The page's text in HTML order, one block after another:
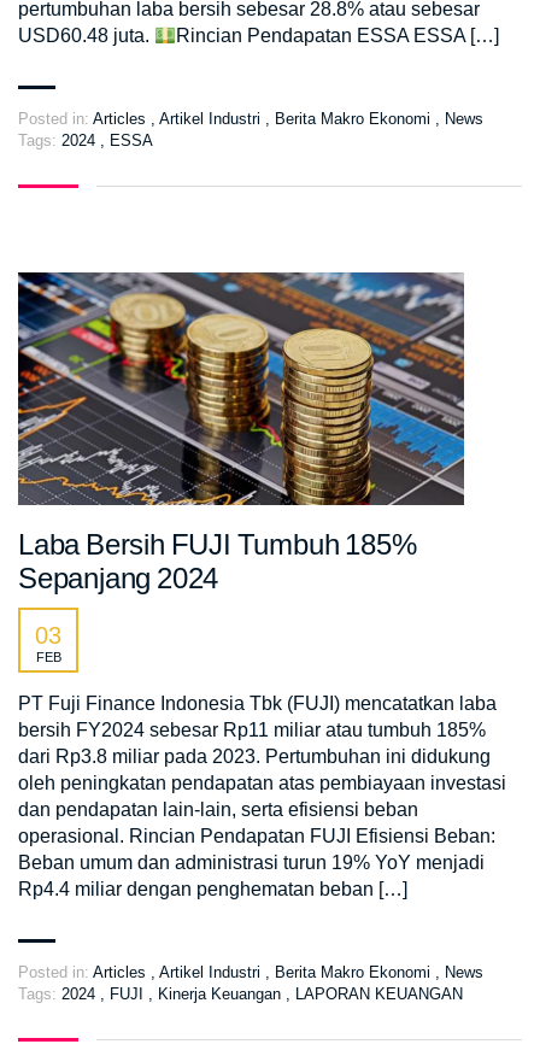
pertumbuhan laba bersih sebesar 28.8% atau sebesar
USD60.48 juta.
Rincian Pendapatan ESSA ESSA […]
Posted in: Articles Artikel Industri Berita Makro Ekonomi
News
Tags: 2024 ESSA
Laba Bersih FUJI Tumbuh 185%
Sepanjang 2024
03
FEB
PT Fuji Finance Indonesia Tbk (FUJI) mencatatkan laba
bersih FY2024 sebesar Rp11 miliar atau tumbuh 185%
dari Rp3.8 miliar pada 2023. Pertumbuhan ini didukung
oleh peningkatan pendapatan atas pembiayaan investasi
dan pendapatan lain-lain, serta efisiensi beban
operasional. Rincian Pendapatan FUJI Efisiensi Beban:
Beban umum dan administrasi turun 19% YoY menjadi
Rp4.4 miliar dengan penghematan beban […]
Posted in: Articles Artikel Industri Berita Makro Ekonomi
News
Tags: 2024 FUJI Kinerja Keuangan LAPORAN KEUANGAN